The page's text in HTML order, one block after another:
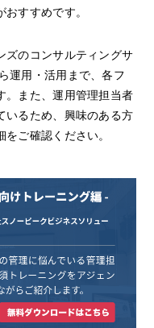
すすめです。
ズのコンサルティングサ
運用・活用まで、各フ
。また、運用管理担当者
いるため、興味のある方
ご確認ください。